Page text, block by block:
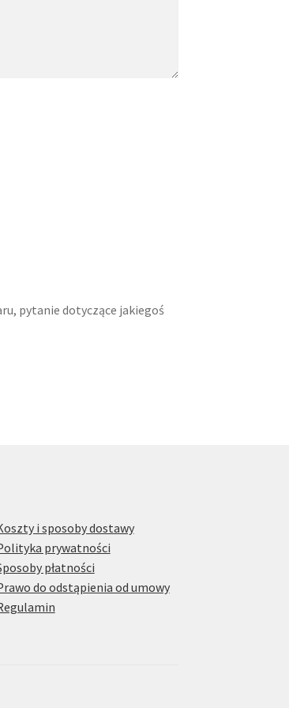
pytanie dotyczące jakiegoś
i sposoby dostawy
prywatności
płatności
do odstąpienia od umowy